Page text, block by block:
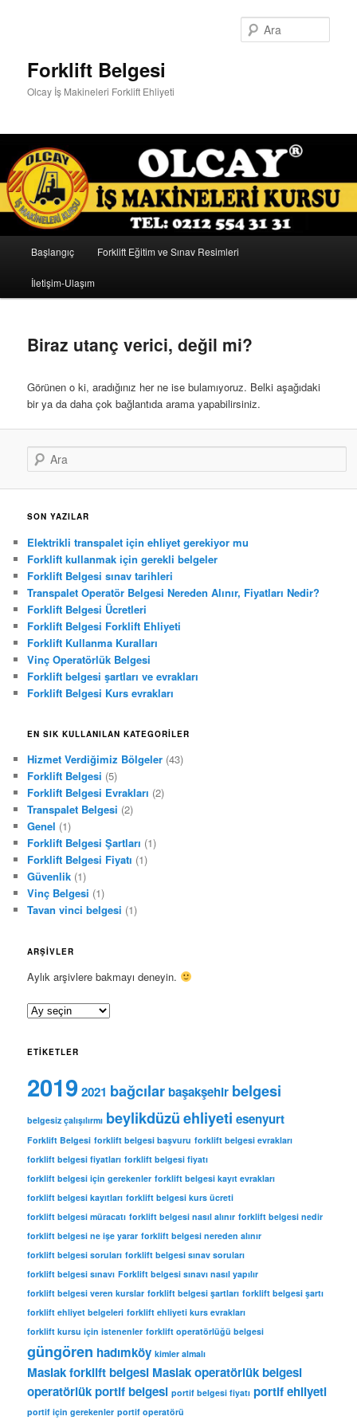
Forklift Belgesi
Olcay İş Makineleri Forklift Ehliyeti
Birincil
içeriğe
İkincil
içeriğe
Başlangıç Forklift Eğitim ve Sınav Resimleri
İletişim-Ulaşım
Biraz utanç verici, değil mi?
Görünen o ki, aradığınız her ne ise bulamıyoruz. Belki aşağıdaki
bir ya da daha çok bağlantıda arama yapabilirsiniz.
Ara
SON YAZILAR
Elektrikli transpalet için ehliyet gerekiyor mu
Forklift kullanmak için gerekli belgeler
Forklift Belgesi sınav tarihleri
Transpalet Operatör Belgesi Nereden Alınır, Fiyatları Nedir?
Forklift Belgesi Ücretleri
Forklift Belgesi Forklift Ehliyeti
Forklift Kullanma Kuralları
Vinç Operatörlük Belgesi
Forklift belgesi şartları ve evrakları
Forklift Belgesi Kurs evrakları
EN SIK KULLANILAN KATEGORILER
Hizmet Verdiğimiz Bölgeler (43)
Forklift Belgesi (5)
Forklift Belgesi Evrakları (2)
Transpalet Belgesi (2)
Genel (1)
Forklift Belgesi Şartları (1)
Forklift Belgesi Fiyatı (1)
Güvenlik (1)
Vinç Belgesi (1)
Tavan vinci belgesi (1)
ARŞIVLER
Aylık arşivlere bakmayı deneyin.
A
i
v
l
r
ETIKETLER
20192021 bağcılarbaşakşehir belgesi
belgesiz çalışılırmı beylikdüzüehliyeti esenyurt
Forklift Belgesi forklift belgesi başvuru forklift belgesi evrakları
forklift belgesi fiyatları forklift belgesi fiyatı
forklift belgesi için gerekenler forklift belgesi kayıt evrakları
forklift belgesi kayıtları forklift belgesi kurs ücreti
forklift belgesi müracatı forklift belgesi nasıl alınır forklift belgesi nedir
forklift belgesi ne işe yarar forklift belgesi nereden alınır
forklift belgesi soruları forklift belgesi sınav soruları
forklift belgesi sınavı Forklift belgesi sınavı nasıl yapılır
forklift belgesi veren kurslar forklift belgesi şartları forklift belgesi şartı
forklift ehliyet belgeleri forklift ehliyeti kurs evrakları
forklift kursu için istenenler forklift operatörlüğü belgesi
güngören hadımköy kimler almalı
Maslak forklift belgesi Maslak operatörlük belgesi
operatörlükportif belgesi portif belgesi fiyatı portif ehliyeti
portif için gerekenler portif operatörü